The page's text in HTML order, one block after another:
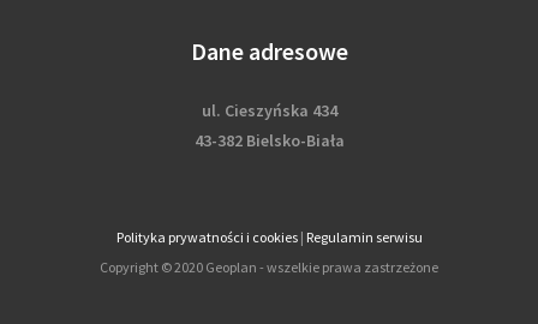
Dane adresowe
ul. Cieszyńska 434
43-382 Bielsko-Biała
Polityka prywatności i cookies| Regulamin serwisu
Copyright © 2020 Geoplan - wszelkie prawa zastrzeżone